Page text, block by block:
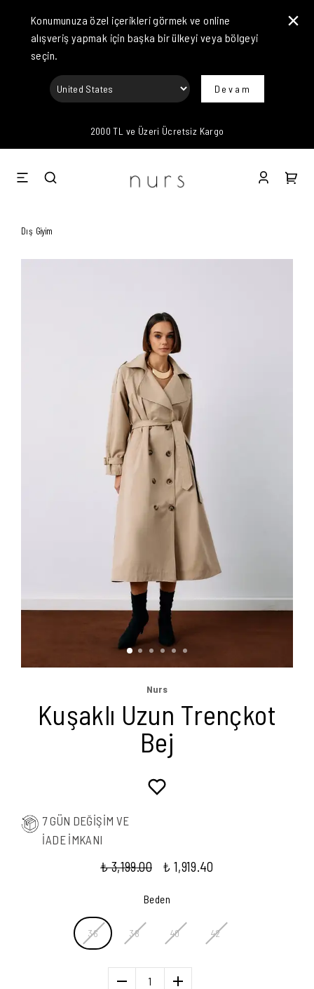
Konumunuza özel içerikleri görmek ve online
alışveriş yapmak için başka bir ülkeyi veya bölgeyi
seçin.
Devam
2000 TL ve Üzeri Ücretsiz Kargo
Dış Giyim
Nurs
Kuşaklı Uzun Trençkot
Bej
7 GÜN DEĞİŞİM VE
İADE İMKANI
₺ 3,199.00 ₺ 1,919.40
Beden
36 38 40 42
1